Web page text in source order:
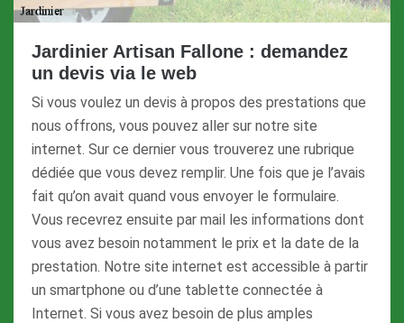
Jardinier Artisan Fallone : demandez
un devis via le web
Si vous voulez un devis à propos des prestations que
nous offrons, vous pouvez aller sur notre site
internet. Sur ce dernier vous trouverez une rubrique
dédiée que vous devez remplir. Une fois que je l’avais
fait qu’on avait quand vous envoyer le formulaire.
Vous recevrez ensuite par mail les informations dont
vous avez besoin notamment le prix et la date de la
prestation. Notre site internet est accessible à partir
un smartphone ou d’une tablette connectée à
Internet. Si vous avez besoin de plus amples